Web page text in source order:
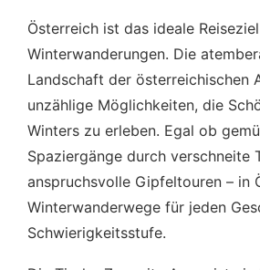
Österreich ist das ideale
Winterwanderungen. Die
Landschaft der österreichischen
unzählige Möglichkeiten, die
Winters zu erleben. Egal ob
Spaziergänge durch verschneite
anspruchsvolle Gipfeltouren – in
Winterwanderwege für jeden
Schwierigkeitsstufe.